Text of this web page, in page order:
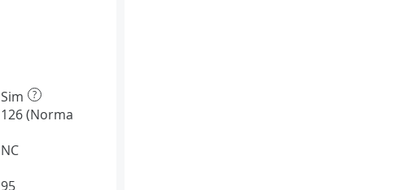
Sim ?
126 (Norma
NC
95